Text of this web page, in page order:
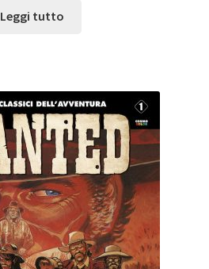
Leggi tutto